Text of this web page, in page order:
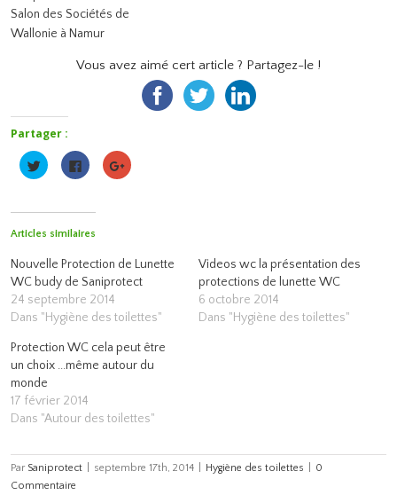
Salon des Sociétés de
Wallonie à Namur
Vous avez aimé cert article ? Partagez-le !
Partager :
Cliquez
pour
partager
dans
nouvelle
Cliquez
pour
partager
dans
nouvelle
Cliquez
pour
fenêtre)
Articles similaires
Nouvelle Protection de Lunette
WC budy de Saniprotect
24 septembre 2014
Dans "Hygiène des toilettes"
Videos wc la présentation des
protections de lunette WC
6 octobre 2014
Dans "Hygiène des toilettes"
Protection WC cela peut être
un choix ...même autour du
monde
17 février 2014
Dans "Autour des toilettes"
Par Saniprotect septembre 17th, 2014 Hygiène des toilettes
0
Commentaire